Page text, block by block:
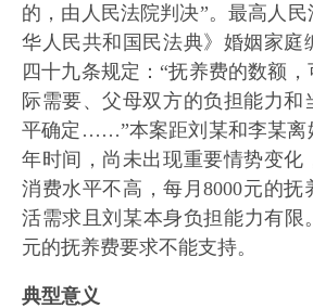
的，由人民法院判决”。最高人
华人民共和国民法典》婚姻家庭
四十九条规定：“抚养费的数额
际需要、父母双方的负担能力和
平确定……”本案距刘某和李某离
年时间，尚未出现重要情势变化
消费水平不高，每月8000元的抚
活需求且刘某本身负担能力有限
元的抚养费要求不能支持。
典型意义